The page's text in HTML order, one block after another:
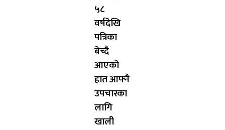
५८
वर्षदेखि
पत्रिका
बेच्दै
आएको
हात आफ्नै
उपचारका
लागि
खाली